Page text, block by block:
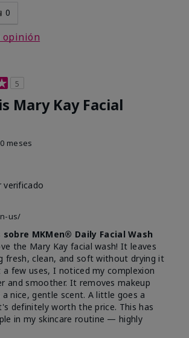
0
opinión
5
Mary Kay Facial
meses
verificado
us/
MKMen® Daily Facial Wash
the Mary Kay facial wash! It leaves
fresh, clean, and soft without drying it
few uses, I noticed my complexion
and smoother. It removes makeup
a nice, gentle scent. A little goes a
definitely worth the price. This has
in my skincare routine — highly